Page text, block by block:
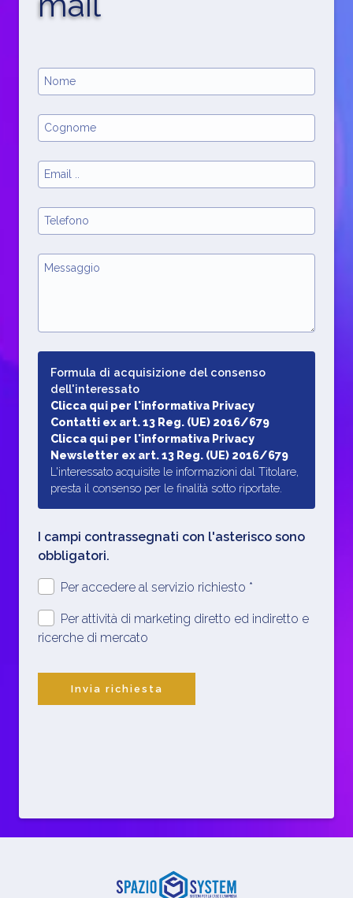
Formula di acquisizione del consenso
dell'interessato
Clicca qui per l'informativa Privacy
Contatti ex art. 13 Reg. (UE) 2016/679
Clicca qui per l'informativa Privacy
Newsletter ex art. 13 Reg. (UE) 2016/679
L'interessato acquisite le informazioni dal Titolare,
presta il consenso per le finalità sotto riportate.
I campi contrassegnati con l'asterisco sono
obbligatori.
Per accedere al servizio richiesto *
Per attività di marketing diretto ed indiretto e
ricerche di mercato
Invia richiesta